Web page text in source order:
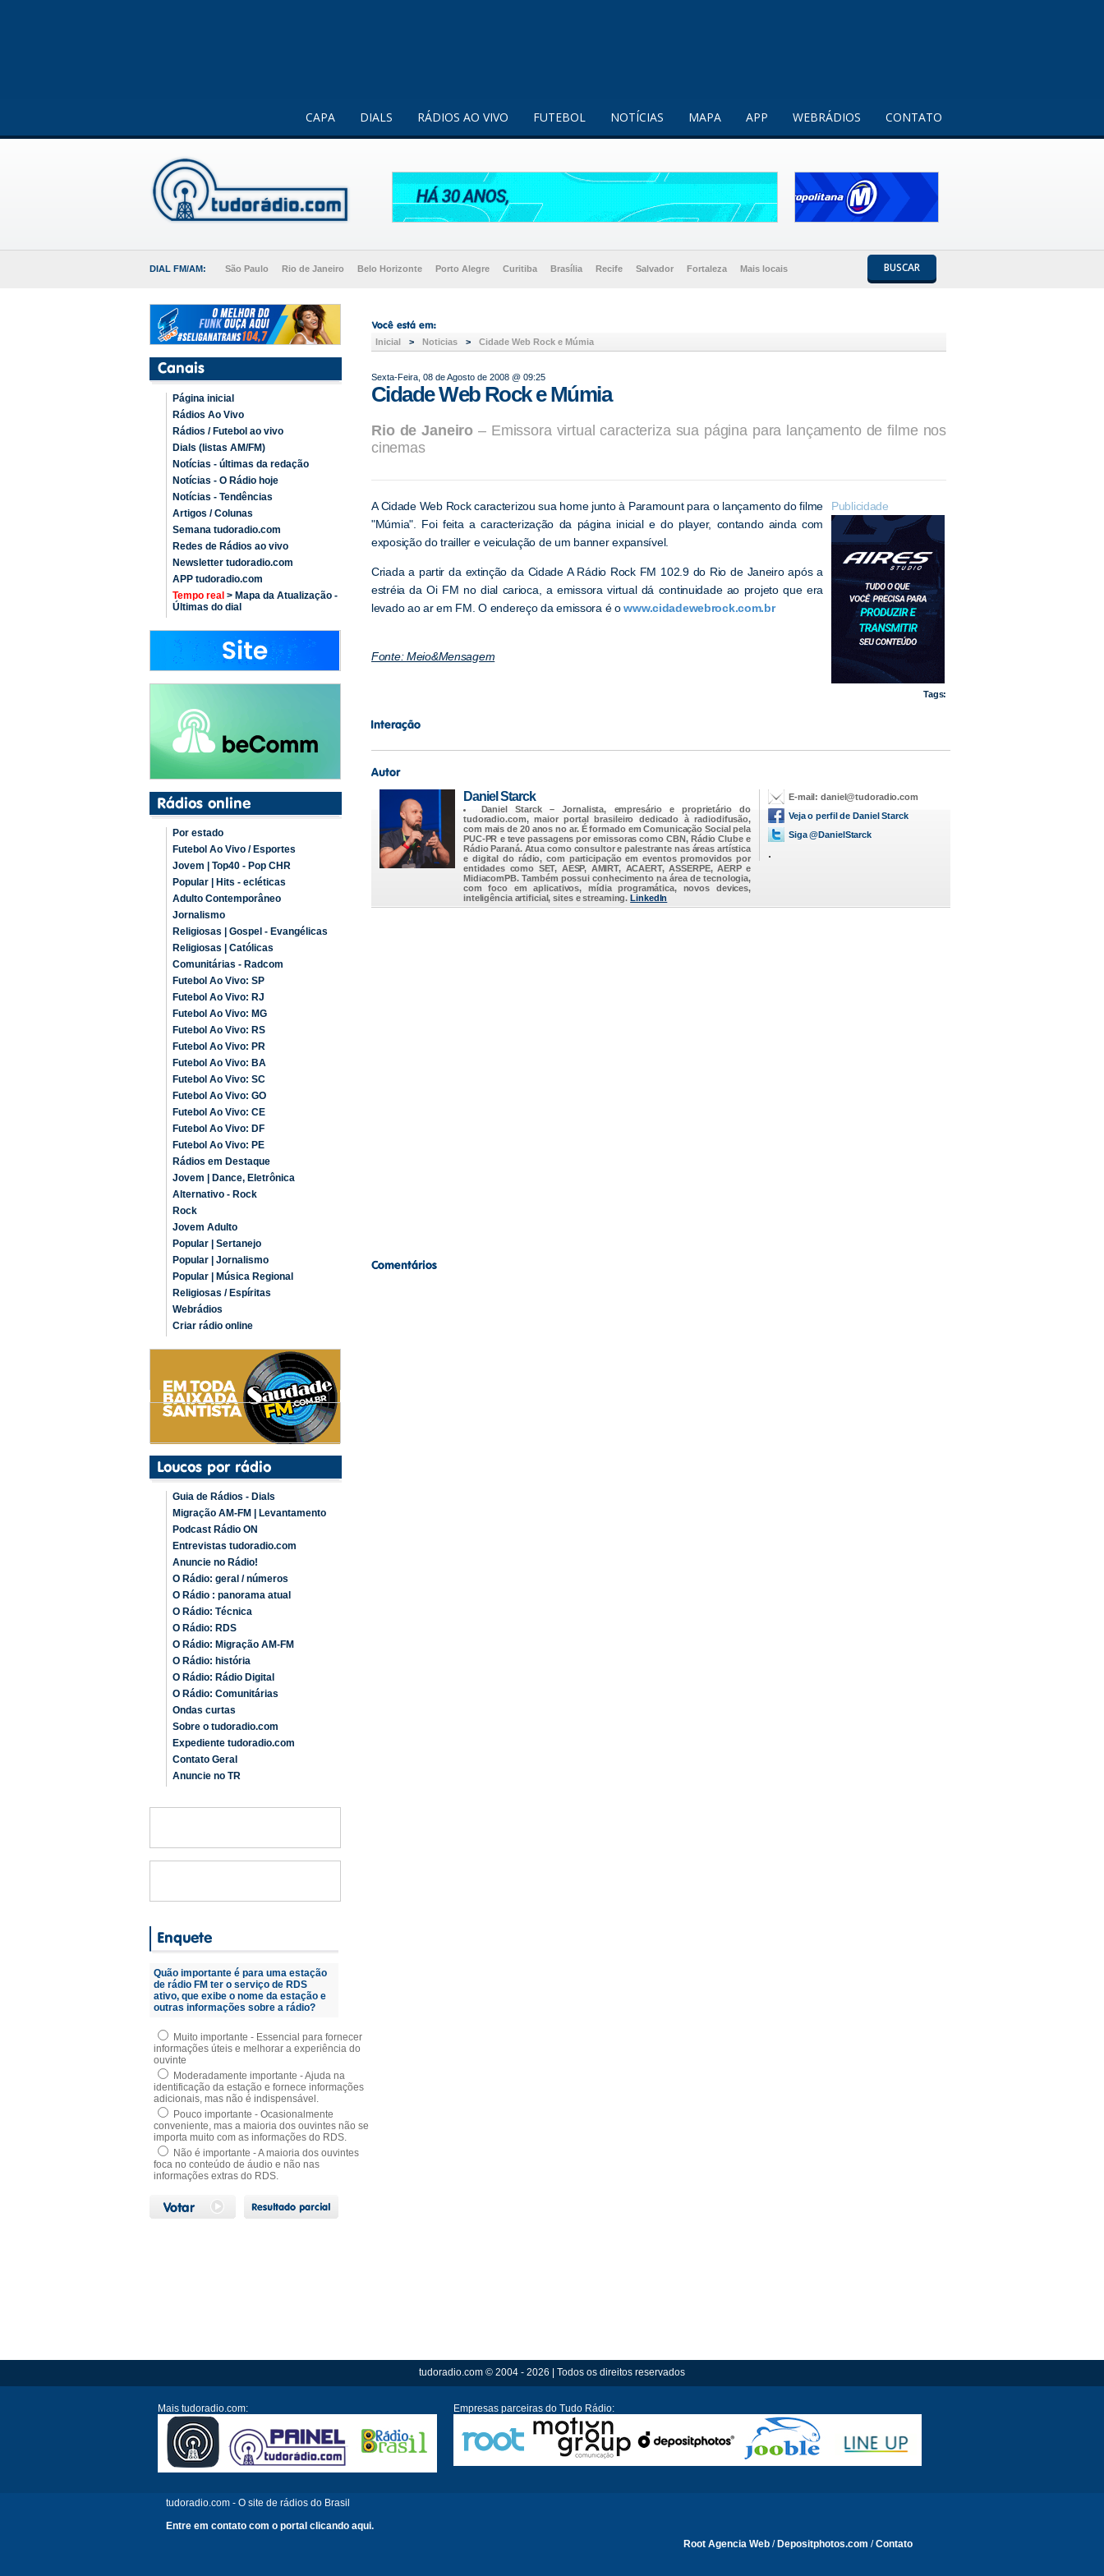
CAPA DIALS RÁDIOS AO VIVO FUTEBOL NOTÍCIAS MAPA APP WEBRÁDIOS CONTATO
DIAL FM/AM: São Paulo Rio de Janeiro Belo Horizonte Porto Alegre Curitiba Brasília Recife Salvador Fortaleza Mais locais BUSCAR
Página inicial
Rádios Ao Vivo
Rádios / Futebol ao vivo
Dials (listas AM/FM)
Notícias - últimas da redação
Notícias - O Rádio hoje
Notícias - Tendências
Artigos / Colunas
Semana tudoradio.com
Redes de Rádios ao vivo
Newsletter tudoradio.com
APP tudoradio.com
Tempo real > Mapa da Atualização -
Últimas do dial
Por estado
Futebol Ao Vivo / Esportes
Jovem | Top40 - Pop CHR
Popular | Hits - ecléticas
Adulto Contemporâneo
Jornalismo
Religiosas | Gospel - Evangélicas
Religiosas | Católicas
Comunitárias - Radcom
Futebol Ao Vivo: SP
Futebol Ao Vivo: RJ
Futebol Ao Vivo: MG
Futebol Ao Vivo: RS
Futebol Ao Vivo: PR
Futebol Ao Vivo: BA
Futebol Ao Vivo: SC
Futebol Ao Vivo: GO
Futebol Ao Vivo: CE
Futebol Ao Vivo: DF
Futebol Ao Vivo: PE
Rádios em Destaque
Jovem | Dance, Eletrônica
Alternativo - Rock
Rock
Jovem Adulto
Popular | Sertanejo
Popular | Jornalismo
Popular | Música Regional
Religiosas / Espíritas
Webrádios
Criar rádio online
Guia de Rádios - Dials
Migração AM-FM | Levantamento
Podcast Rádio ON
Entrevistas tudoradio.com
Anuncie no Rádio!
O Rádio: geral / números
O Rádio : panorama atual
O Rádio: Técnica
O Rádio: RDS
O Rádio: Migração AM-FM
O Rádio: história
O Rádio: Rádio Digital
O Rádio: Comunitárias
Ondas curtas
Sobre o tudoradio.com
Expediente tudoradio.com
Contato Geral
Anuncie no TR
Quão importante é para uma estação
de rádio FM ter o serviço de RDS
ativo, que exibe o nome da estação e
outras informações sobre a rádio?
Muito importante - Essencial para fornecer
informações úteis e melhorar a experiência do
ouvinte
Moderadamente importante - Ajuda na
identificação da estação e fornece informações
adicionais, mas não é indispensável.
Pouco importante - Ocasionalmente
conveniente, mas a maioria dos ouvintes não se
importa muito com as informações do RDS.
Não é importante - A maioria dos ouvintes
foca no conteúdo de áudio e não nas
informações extras do RDS.
Inicial > Noticias > Cidade Web Rock e Múmia
Sexta-Feira, 08 de Agosto de 2008 @ 09:25
Cidade Web Rock e Múmia
Rio de Janeiro – Emissora virtual caracteriza sua página para lançamento de filme nos
cinemas
Publicidade
A Cidade Web Rock caracterizou sua home junto à Paramount para o lançamento do filme
"Múmia". Foi feita a caracterização da página inicial e do player, contando ainda com
exposição do trailler e veiculação de um banner expansível.
Criada a partir da extinção da Cidade A Rádio Rock FM 102.9 do Rio de Janeiro após a
estréia da Oi FM no dial carioca, a emissora virtual dá continuidade ao projeto que era
levado ao ar em FM. O endereço da emissora é owww.cidadewebrock.com.br
Fonte: Meio&Mensagem
Tags:
Daniel Starck
Daniel Starck– Jornalista, empresário e proprietário do
tudoradio.com, maior portal brasileiro dedicado à radiodifusão,
com mais de 20 anos no ar. É formado em Comunicação Social pela
PUC-PR e teve passagens por emissoras como CBN, Rádio Clube e
Rádio Paraná. Atua como consultor e palestrante nas áreas artística
e digital do rádio, com participação em eventos promovidos por
entidades como SET, AESP, AMIRT, ACAERT, ASSERPE, AERP e
MidiacomPB. Também possui conhecimento na área de tecnologia,
com foco em aplicativos, mídia programática, novos devices,
inteligência artificial, sites e streaming.LinkedIn
E-mail:daniel@tudoradio.com
Veja o perfil de Daniel Starck
Siga @DanielStarck
.
tudoradio.com © 2004 - 2026 | Todos os direitos reservados
Mais tudoradio.com: Empresas parceiras do Tudo Rádio:
tudoradio.com - O site de rádios do Brasil
Entre em contato com o portal clicando aqui.
Root Agencia Web / Depositphotos.com /Contato